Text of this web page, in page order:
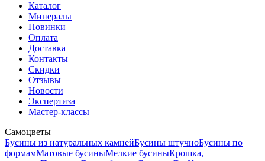
Каталог
Минералы
Новинки
Оплата
Доставка
Контакты
Скидки
Отзывы
Новости
Экспертиза
Мастер-классы
Самоцветы
Бусины из натуральных камнейБусины штучноБусины по
формамМатовые бусиныМелкие бусиныКрошка,